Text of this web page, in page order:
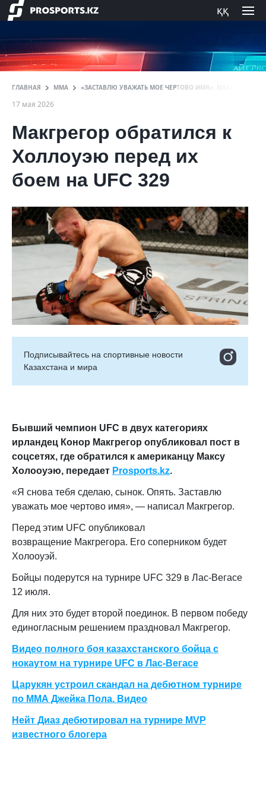
ққ
ГЛАВНАЯ ММА «ЗАСТАВЛЮ УВАЖАТЬ МОЕ ЧЕРТОВО ИМЯ». МАКГРЕГОР
17 мая 2026
Макгрегор обратился к
Холлоуэю перед их
боем на UFC 329
Подписывайтесь на cпортивные новости
Казахстана и мира
Бывший чемпион UFC в двух категориях
ирландец Конор Макгрегор опубликовал пост в
соцсетях, где обратился к американцу Максу
Холооуэю, передает Prosports.kz.
«Я снова тебя сделаю, сынок. Опять. Заставлю
уважать мое чертово имя», — написал Макгрегор.
Перед этим UFC опубликовал
возвращение Макгрегора. Его соперником будет
Холооуэй.
Бойцы подерутся на турнире UFC 329 в Лас-Вегасе
12 июля.
Для них это будет второй поединок. В первом победу
единогласным решением праздновал Макгрегор.
Видео полного боя казахстанского бойца с
нокаутом на турнире UFC в Лас-Вегасе
Царукян устроил скандал на дебютном турнире
по ММА Джейка Пола. Видео
Нейт Диаз дебютировал на турнире MVP
известного блогера